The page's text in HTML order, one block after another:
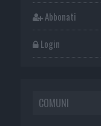
Abbonati
Login
COMUNI